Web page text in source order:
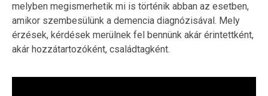
melyben megismerhetik mi is történik abban az esetben,
amikor szembesülünk a demencia diagnózisával. Mely
érzések, kérdések merülnek fel bennünk akár érintettként,
akár hozzátartozóként, családtagként.